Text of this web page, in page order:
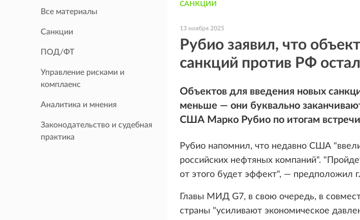
Все материалы
Санкции
ПОД/ФТ
Управление рисками и
комплаенс
Аналитика и мнения
Законодательство и судебная
практика
САНКЦИИ
13 ноября 2025
Рубио заявил, что
санкций против РФ
Объектов для введения новых
меньше — они буквально
США Марко Рубио по итогам
Рубио напомнил, что недавно США
российских нефтяных компаний".
от этого будет эффект", — предположил
Главы МИД G7, в свою очередь, в
страны "усиливают экономическое